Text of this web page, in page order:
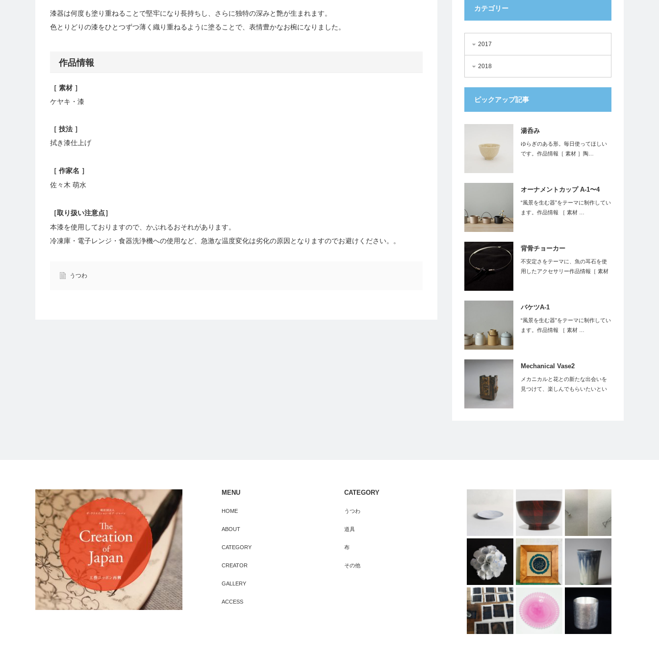
漆器は何度も塗り重ねることで堅牢になり長持ちし、さらに独特の深みと艶が生まれます。
色とりどりの漆をひとつずつ薄く織り重ねるように塗ることで、表情豊かなお椀になりました。
作品情報
［ 素材 ］
ケヤキ・漆
［ 技法 ］
拭き漆仕上げ
［ 作家名 ］
佐々木 萌水
［取り扱い注意点］
本漆を使用しておりますので、かぶれるおそれがあります。
冷凍庫・電子レンジ・食器洗浄機への使用など、急激な温度変化は劣化の原因となりますのでお避けください。 。
うつわ
カテゴリー
2017
2018
ピックアップ記事
湯呑み
ゆらぎのある形。毎日使ってほしい
です。作品情報［ 素材 ］陶…
オーナメントカップ A-1〜4
“風景を生む器”をテーマに制作してい
ます。作品情報 ［ 素材 …
背骨チョーカー
不安定さをテーマに、魚の耳石を使
用したアクセサリー作品情報［ 素材
バケツA-1
“風景を生む器”をテーマに制作してい
ます。作品情報 ［ 素材 …
Mechanical Vase2
メカニカルと花との新たな出会いを
見つけて、楽しんでもらいたいとい
MENU
HOME
ABOUT
CATEGORY
CREATOR
GALLERY
ACCESS
CATEGORY
うつわ
道具
布
その他